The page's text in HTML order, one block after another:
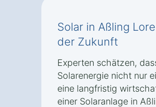
Solar in Aßling
der Zukunft
Experten schätzen,
Solarenergie nicht nur
eine langfristig
einer Solaranlage in